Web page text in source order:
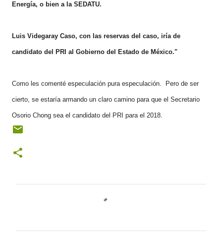
Energía, o bien a la SEDATU.
Luis Videgaray Caso, con las reservas del caso, iría de
candidato del PRI al Gobierno del Estado de México."
Como les comenté especulación pura especulación. Pero de ser
cierto, se estaría armando un claro camino para que el Secretario
Osorio Chong sea el candidato del PRI para el 2018.